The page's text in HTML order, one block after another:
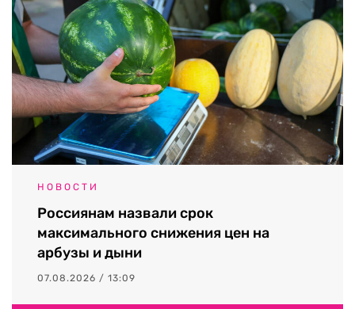
НОВОСТИ
Россиянам назвали срок
максимального снижения цен на
арбузы и дыни
07.08.2026 / 13:09